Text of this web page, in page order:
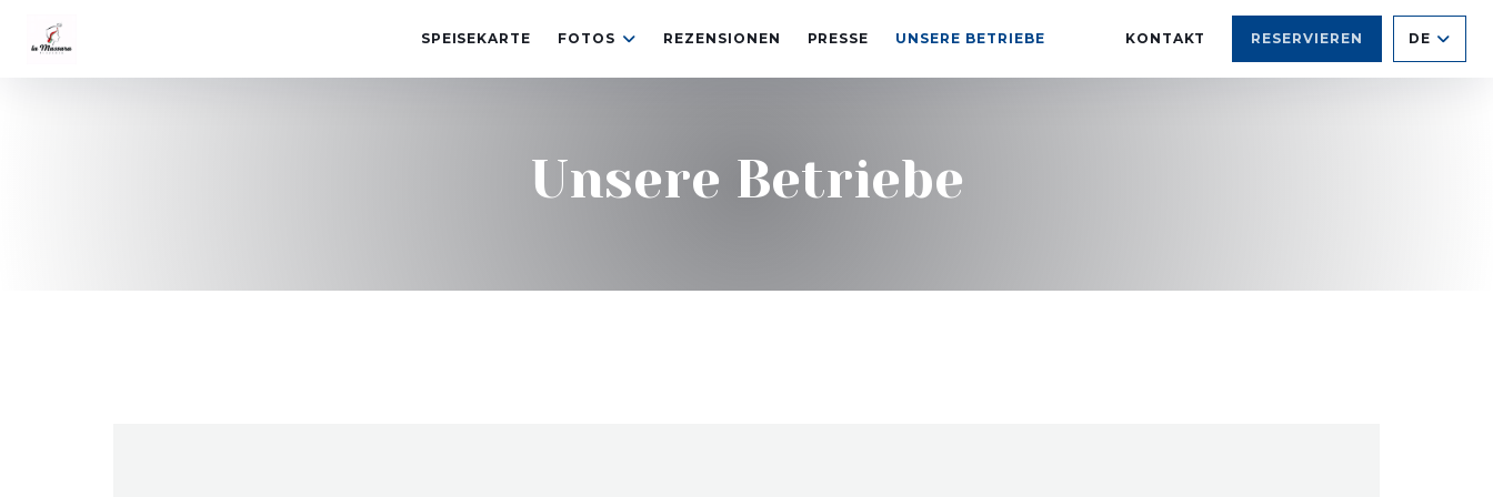
SPEISEKARTE FOTOS REZENSIONEN PRESSE UNSERE BETRIEBE KONTAKT RESERVIEREN DE
Unsere Betriebe